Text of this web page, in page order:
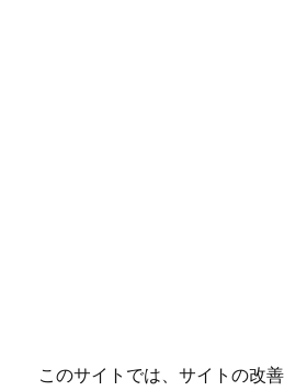
このサイトでは、サイトの改